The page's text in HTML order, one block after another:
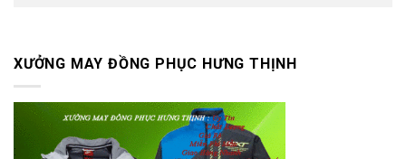
XƯỞNG MAY ĐỒNG PHỤC HƯNG THỊNH